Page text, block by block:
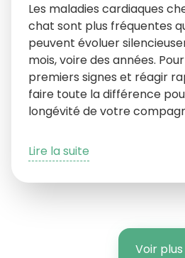
Les maladies cardiaques
chat sont plus fréquentes
peuvent évoluer
mois, voire des années.
premiers signes et réagir
faire toute la différence
longévité de votre
Lire la suite
Voir plus